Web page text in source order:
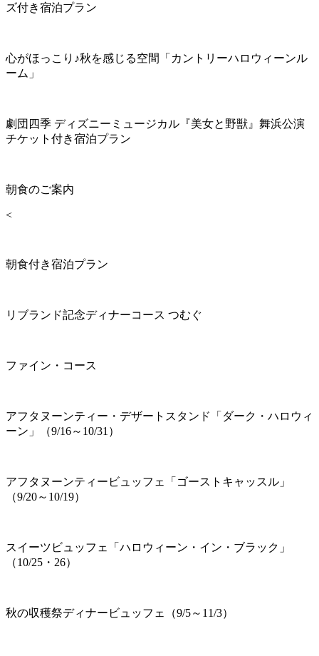
ズ付き宿泊プラン
心がほっこり♪秋を感じる空間「カントリーハロウィーンル
ーム」
劇団四季 ディズニーミュージカル『美女と野獣』舞浜公演
チケット付き宿泊プラン
朝食のご案内
<
朝食付き宿泊プラン
リブランド記念ディナーコース つむぐ
ファイン・コース
アフタヌーンティー・デザートスタンド「ダーク・ハロウィ
ーン」（9/16～10/31）
アフタヌーンティービュッフェ「ゴーストキャッスル」
（9/20～10/19）
スイーツビュッフェ「ハロウィーン・イン・ブラック」
（10/25・26）
秋の収穫祭ディナービュッフェ（9/5～11/3）